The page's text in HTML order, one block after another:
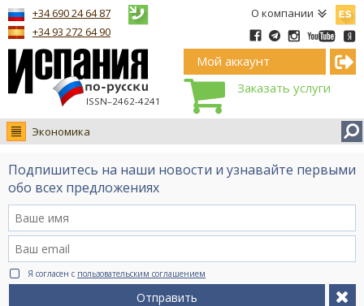
О компании
ISSN–2462-4241
+34 690 24 64 87
+34 93 272 64 90
Мой аккаунт
Заказать услуги
Экономика
Новости
Интервью
Видео Ruso.TV
BCN life
Сервис на немецком
Подпишитесь на наши новости и узнавайте первыми
обо всех предложениях
Я согласен с пользовательским соглашением
Отправить